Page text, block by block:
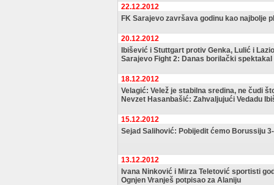
22.12.2012
FK Sarajevo završava godinu kao najbolje
20.12.2012
Ibišević i Stuttgart protiv Genka, Lulić i
Sarajevo Fight 2: Danas borilački
18.12.2012
Velagić: Velež je stabilna sredina, ne čudi
Nevzet Hasanbašić: Zahvaljujući Vedadu
15.12.2012
Sejad Salihović: Pobijedit ćemo Borussiju
13.12.2012
Ivana Ninković i Mirza Teletović sportisti
Ognjen Vranješ potpisao za Alaniju